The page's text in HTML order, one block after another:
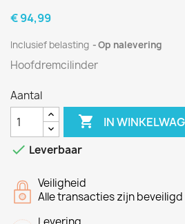
€ 94,99
Inclusief belasting Op nalevering
Hoofdremcilinder
Aantal
 IN
 Leverbaar
Veiligheid
Alle transacties zijn beveiligd